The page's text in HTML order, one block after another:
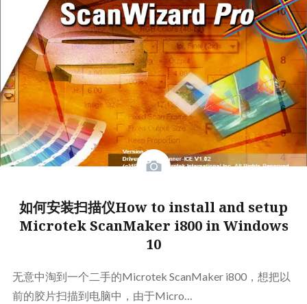
如何安装扫描仪How to install and setup
Microtek ScanMaker i800 in Windows
10
无意中淘到一个二手的Microtek ScanMaker i800，想把以
前的胶片扫描到电脑中，由于Micro…